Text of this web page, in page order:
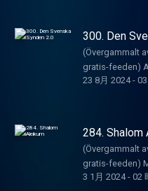
käften
här: https://
konceptet, eran
gamla feed där
då och då
och nya när de
Registrera dig
här: https://
Biljettlänkar till
käften
makthavare att
utan att deala
har talibanerna
prata, men
stänga augusti
höst.
skatepunk-eran
vilket vi
avslöjar Prinzen
fattigt land och
Göran Persson
kommer News
halvsovande
hund i parken
Veckans Låt är
domstolsverket
300. Den
(Övergammalt
gratis-feeden)
state-shit i
av just nu? Ta
lågorna av att
Allan Ballan
annat
23 8月 2024-
284. Shalom
(Övergammalt
gratis-feeden)
fredsälskande
3 1月 2024- 02